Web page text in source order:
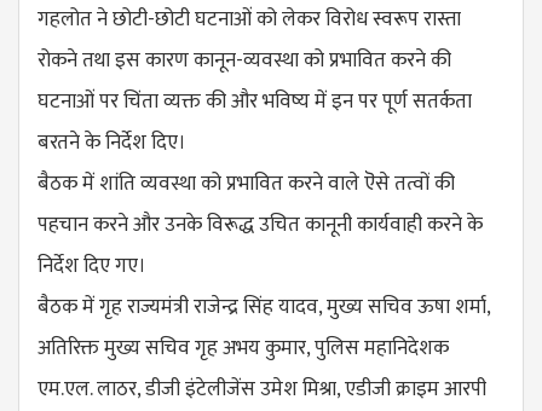
गहलोत ने छोटी-छोटी घटनाओं को लेकर विरोध स्वरूप रास्ता
रोकने तथा इस कारण कानून-व्यवस्था को प्रभावित करने की
घटनाओं पर चिंता व्यक्त की और भविष्य में इन पर पूर्ण सतर्कता
बरतने के निर्देश दिए।
बैठक में शांति व्यवस्था को प्रभावित करने वाले ऎसे तत्वों की
पहचान करने और उनके विरूद्ध उचित कानूनी कार्यवाही करने के
निर्देश दिए गए।
बैठक में गृह राज्यमंत्री राजेन्द्र सिंह यादव, मुख्य सचिव ऊषा शर्मा,
अतिरिक्त मुख्य सचिव गृह अभय कुमार, पुलिस महानिदेशक
एम.एल. लाठर, डीजी इंटेलीजेंस उमेश मिश्रा, एडीजी क्राइम आरपी